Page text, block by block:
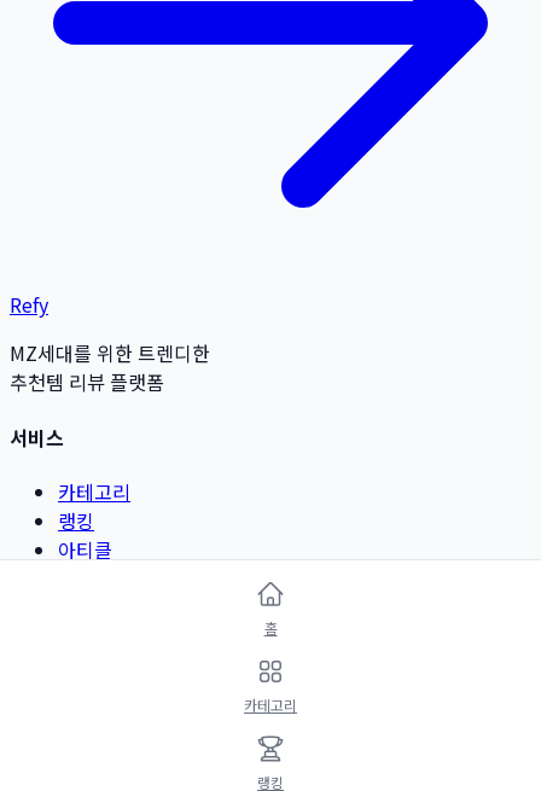
Refy
MZ세대를 위한 트렌디한
추천템 리뷰 플랫폼
서비스
카테고리
랭킹
아티클
홈
카테고리
랭킹